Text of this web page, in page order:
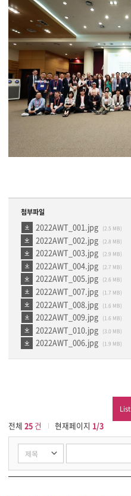
첨부파일
2022AWT_001.jpg (2.5 MB)
2022AWT_002.jpg (2.8 MB)
2022AWT_003.jpg (2.9 MB)
2022AWT_004.jpg (2.7 MB)
2022AWT_005.jpg (2.6 MB)
2022AWT_007.jpg (1.7 MB)
2022AWT_008.jpg (1.6 MB)
2022AWT_009.jpg (1.6 MB)
2022AWT_010.jpg (3.0 MB)
2022AWT_006.jpg (1.9 MB)
List
전체 25 건 현재페이지 1/3